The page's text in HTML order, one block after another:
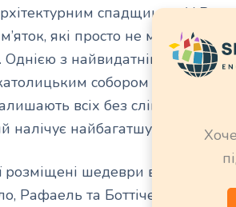
спадщиною. У
які просто не можна
Однією з найвидатніших
собором у світі. Його
всіх без слів. Тут
налічує найбагатшу колекцію
шедеври великих
Рафаель та Боттічеллі.